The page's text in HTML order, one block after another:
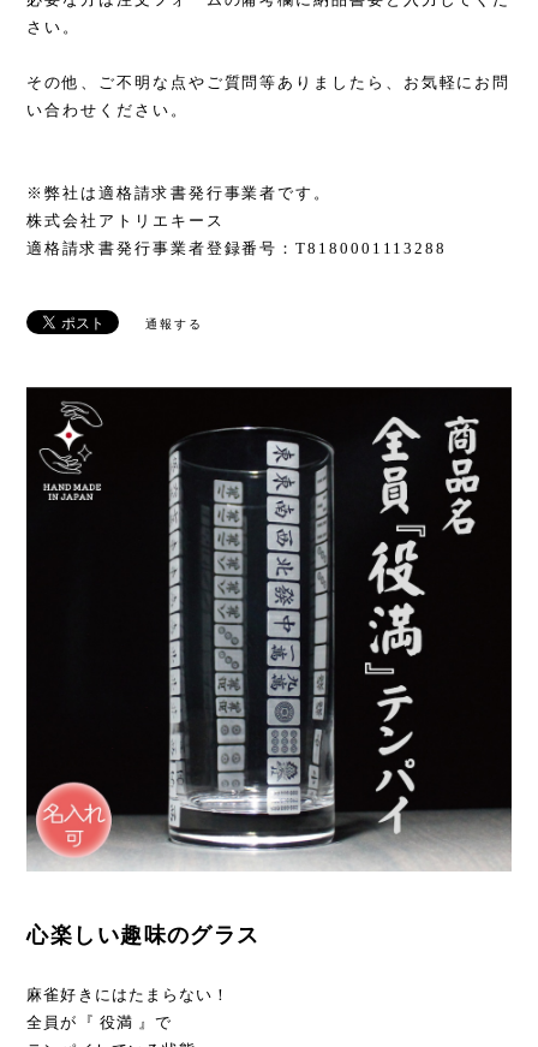
さい。
その他、ご不明な点やご質問等ありましたら、お気軽にお問
い合わせください。
※弊社は適格請求書発行事業者です。
株式会社アトリエキース
適格請求書発行事業者登録番号：T8180001113288
通報する
心楽しい趣味のグラス
麻雀好きにはたまらない！
全員が『 役満 』で